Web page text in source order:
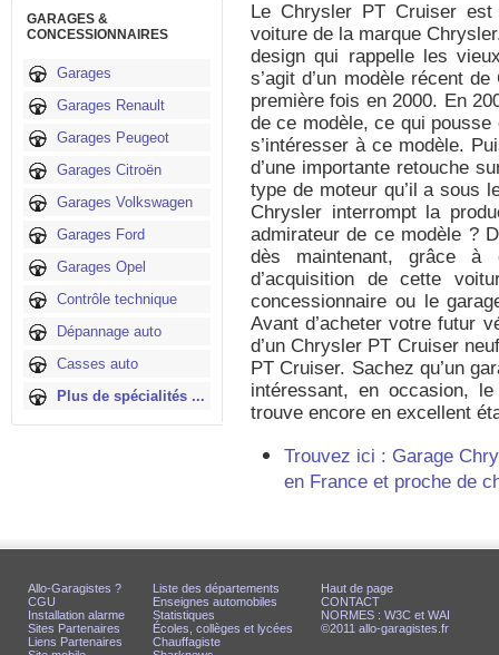
GARAGES &
CONCESSIONNAIRES
Garages
Garages Renault
Garages Peugeot
Garages Citroën
Garages Volkswagen
Garages Ford
Garages Opel
Contrôle technique
Dépannage auto
Casses auto
Plus de spécialités ...
Le Chrysler PT Cruiser
voiture de la marque
design qui rappelle les
s’agit d’un modèle récent
première fois en 2000. En
de ce modèle, ce qui
s’intéresser à ce modèle.
d’une importante retouche
type de moteur qu’il a sous
Chrysler interrompt la
admirateur de ce modèle ?
dès maintenant, grâce à
d’acquisition de cette
concessionnaire ou le
Avant d’acheter votre futur
d’un Chrysler PT Cruiser
PT Cruiser. Sachez qu’un
intéressant, en occasion,
trouve encore en excellent
Trouvez ici : Garage
en France et proche de
Allo-Garagistes ?
CGU
Installation alarme
Sites Partenaires
Liens Partenaires
Liste des départements
Enseignes automobiles
Statistiques
Écoles, collèges et lycées
Chauffagiste
Haut de page
CONTACT
NORMES : W3C et WAI
©2011 allo-garagistes.fr